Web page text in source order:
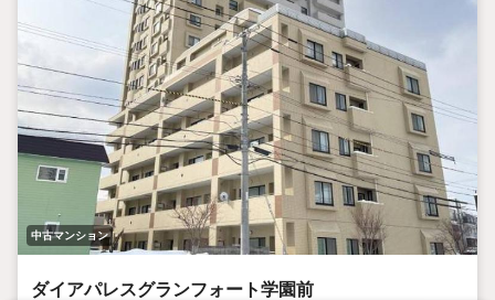
中古マンション
ダイアパレスグランフォート学園前